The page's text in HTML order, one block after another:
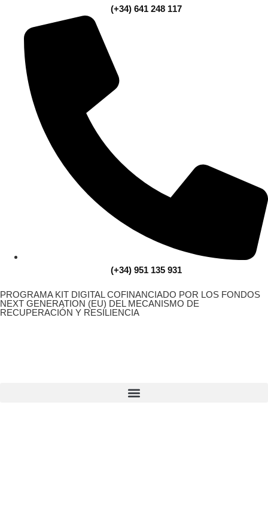
(+34) 641 248 117
(+34) 951 135 931
PROGRAMA KIT DIGITAL COFINANCIADO POR LOS FONDOS
NEXT GENERATION (EU) DEL MECANISMO DE
RECUPERACIÓN Y RESILIENCIA